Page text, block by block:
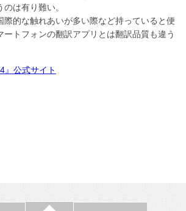
は有り難い。
際的な触れあいが多い際など持っていると便
ートフォンの翻訳アプリとは翻訳品質も違う
』公式サイト